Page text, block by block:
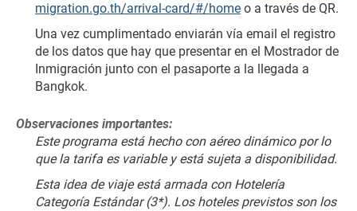
migration.go.th/arrival-card/#/home o a través de QR.
Una vez cumplimentado enviarán vía email el registro
de los datos que hay que presentar en el Mostrador de
Inmigración junto con el pasaporte a la llegada a
Bangkok.
Observaciones importantes:
Este programa está hecho con aéreo dinámico por lo
que la tarifa es variable y está sujeta a disponibilidad.
Esta idea de viaje está armada con Hotelería
Categoría Estándar (3*). Los hoteles previstos son los